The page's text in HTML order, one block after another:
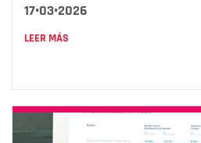
17•03•2026
LEER MÁS